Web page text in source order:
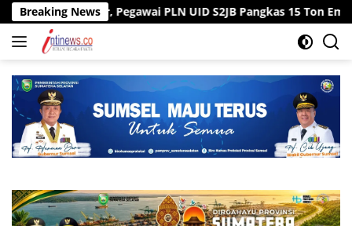
Langsung
ke
konten
Breaking News
ke Kantor, Pegawai PLN UID S2JB Pangkas 15 Ton Emisi